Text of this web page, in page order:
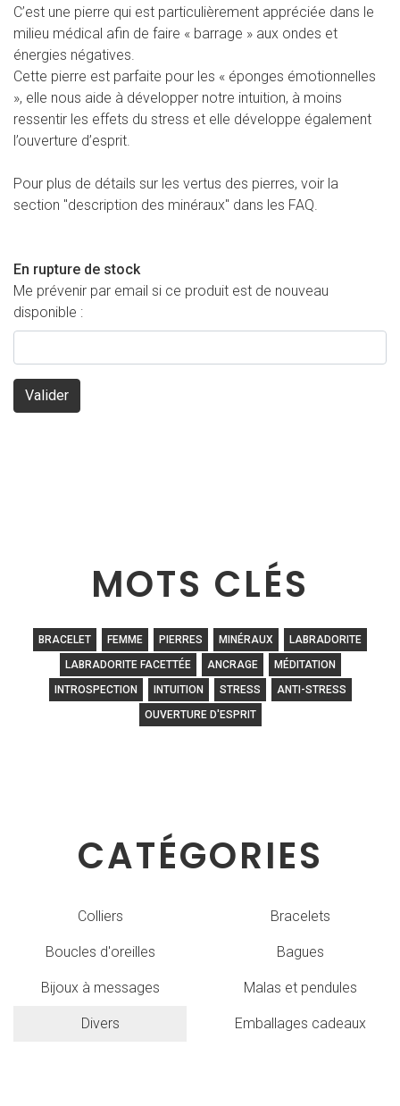
C’est une pierre qui est particulièrement appréciée dans le
milieu médical afin de faire « barrage » aux ondes et
énergies négatives.
Cette pierre est parfaite pour les « éponges émotionnelles
», elle nous aide à développer notre intuition, à moins
ressentir les effets du stress et elle développe également
l’ouverture d’esprit.
Pour plus de détails sur les vertus des pierres, voir la
section "description des minéraux" dans les FAQ.
En rupture de stock
Me prévenir par email si ce produit est de nouveau
disponible :
MOTS CLÉS
BRACELET FEMME PIERRES MINÉRAUX
LABRADORITE
LABRADORITE FACETTÉE
ANCRAGE
MÉDITATION
INTROSPECTION
INTUITION STRESS
ANTI-STRESS
OUVERTURE D'ESPRIT
CATÉGORIES
Colliers Bracelets
Boucles d'oreilles Bagues
Bijoux à messages Malas et pendules
Divers Emballages cadeaux